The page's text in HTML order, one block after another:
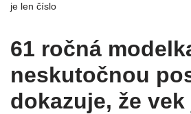
je len číslo
61 ročná
neskutočnou
dokazuje, že vek